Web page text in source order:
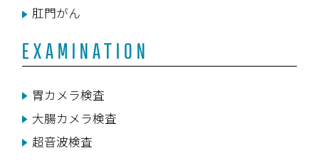
肛門がん
EXAMINATION
胃カメラ検査
大腸カメラ検査
超音波検査